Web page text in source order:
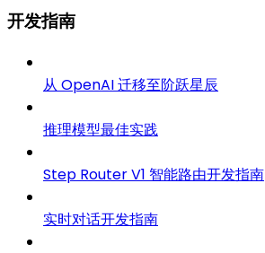
开发指南
从 OpenAI 迁移至阶跃星辰
推理模型最佳实践
Step Router V1 智能路由开发指南
实时对话开发指南